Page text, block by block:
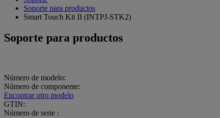
Soporte para productos
Smart Touch Kit II (INTPJ-STK2)
Soporte para productos
Número de modelo:
Número de componente:
Encontrar otro modelo
GTIN:
Número de serie :